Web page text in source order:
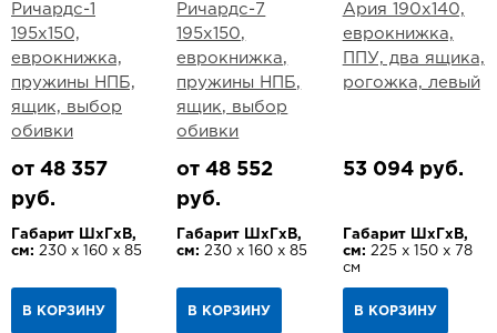
Ричардс-1
195х150,
еврокнижка,
пружины НПБ,
ящик, выбор
обивки
от 48 357
руб.
Габарит ШхГхВ,
см: 230 х 160 х 85
В КОРЗИНУ
Ричардс-7
195х150,
еврокнижка,
пружины НПБ,
ящик, выбор
обивки
от 48 552
руб.
Габарит ШхГхВ,
см: 230 х 160 х 85
В КОРЗИНУ
Ария 190х140,
еврокнижка,
ППУ, два ящика,
рогожка, левый
53 094 руб.
Габарит ШхГхВ,
см: 225 х 150 х 78
см
В КОРЗИНУ